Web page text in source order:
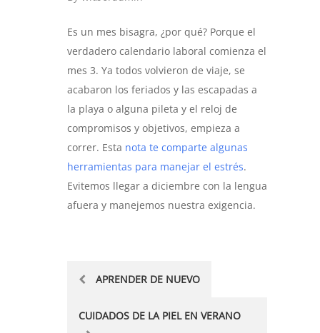
Es un mes bisagra, ¿por qué? Porque el
verdadero calendario laboral comienza el
mes 3. Ya todos volvieron de viaje, se
acabaron los feriados y las escapadas a
la playa o alguna pileta y el reloj de
compromisos y objetivos, empieza a
correr. Esta nota te comparte algunas
herramientas para manejar el estrés.
Evitemos llegar a diciembre con la lengua
afuera y manejemos nuestra exigencia.
Post
navigation
APRENDER DE NUEVO
CUIDADOS DE LA PIEL EN VERANO